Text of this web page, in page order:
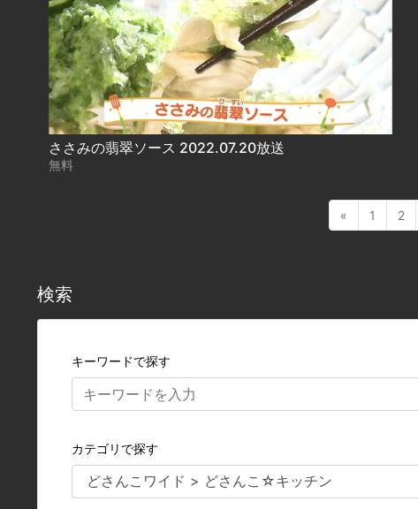
ささみの翡翠ソース 2022.07.20放送
無料
« 1 2
検索
キーワードで探す
カテゴリで探す